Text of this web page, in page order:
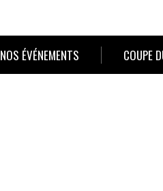
NOS ÉVÉNEMENTS COUPE